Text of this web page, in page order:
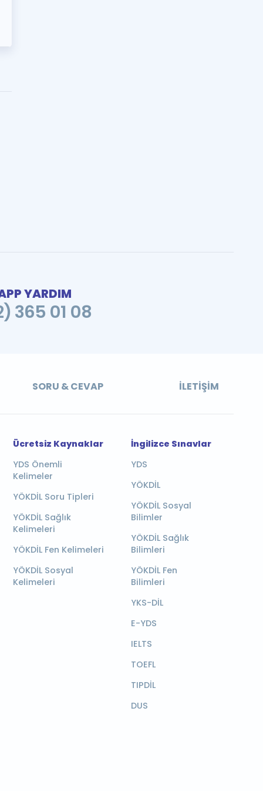
YARDIM
365 01 08
SORU & CEVAP İLETIŞIM
Ücretsiz Kaynaklar
YDS Önemli
Kelimeler
YÖKDİL Soru Tipleri
YÖKDİL Sağlık
Kelimeleri
YÖKDİL Fen Kelimeleri
YÖKDİL Sosyal
Kelimeleri
İngilizce Sınavlar
YDS
YÖKDİL
YÖKDİL Sosyal
Bilimler
YÖKDİL Sağlık
Bilimleri
YÖKDİL Fen
Bilimleri
YKS-DİL
E-YDS
IELTS
TOEFL
TIPDİL
DUS